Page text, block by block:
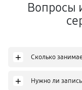
Вопросы
+ Сколько
+ Нужно ли